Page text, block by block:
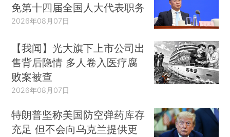
免第十四届全国人大代表职务
2026年08月07日
【我闻】光大旗下上市公司出
售背后隐情 多人卷入医疗腐
败案被查
2026年08月07日
特朗普坚称美国防空弹药库存
充足 但不会向乌克兰提供更